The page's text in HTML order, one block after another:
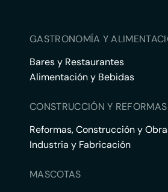
GASTRONOMÍA Y
Bares y Restaurantes
Alimentación y Bebidas
CONSTRUCCIÓN Y REFORMAS
Reformas, Construcción y
Industria y Fabricación
MASCOTAS